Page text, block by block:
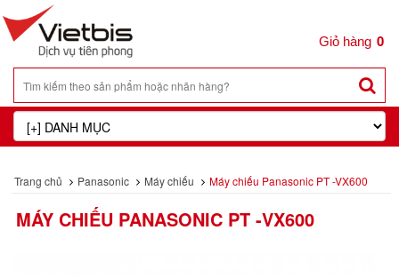
0
Trang chủ Panasonic Máy chiếu Máy chiếu Panasonic PT -VX600
MÁY CHIẾU PANASONIC PT -VX600